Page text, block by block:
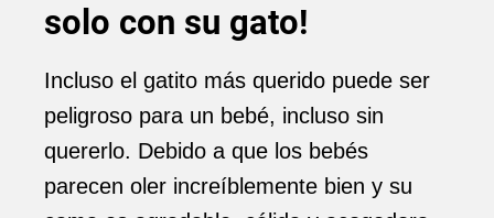
solo con su gato!
Incluso el gatito más querido puede ser
peligroso para un bebé, incluso sin
quererlo. Debido a que los bebés
parecen oler increíblemente bien y su